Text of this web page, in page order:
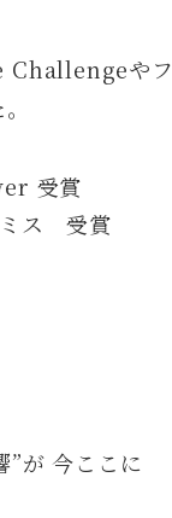
やフ
受賞
ス 受賞
”が 今ここに